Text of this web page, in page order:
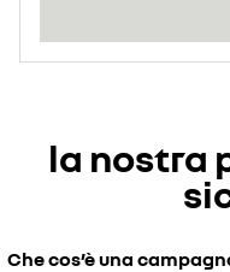
la nostra
Che cos’è una